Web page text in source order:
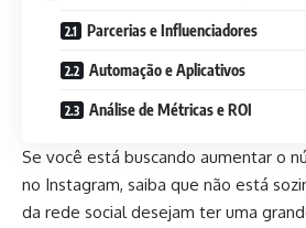
Parcerias e Influenciadores
Automação e Aplicativos
Análise de Métricas e ROI
Se você está buscando aumentar o
no Instagram, saiba que não está
da rede social desejam ter uma